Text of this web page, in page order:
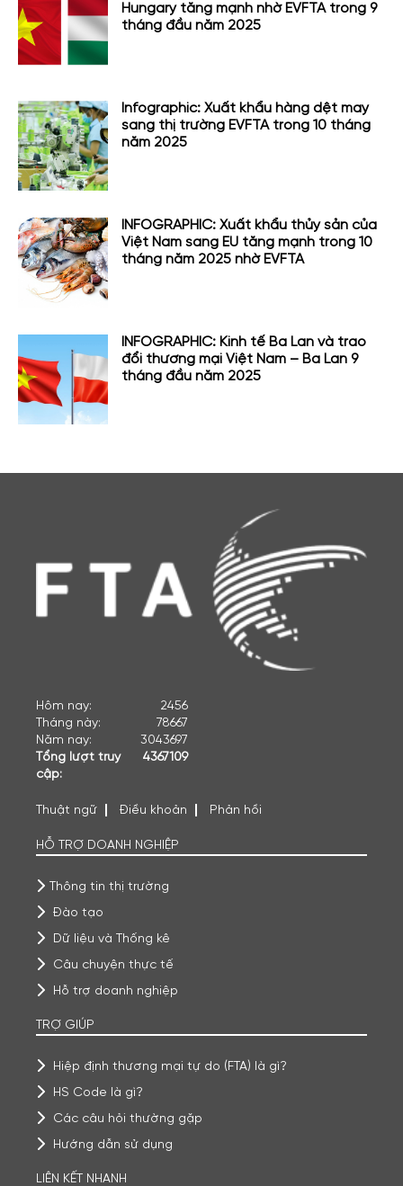
Hungary tăng mạnh nhờ EVFTA trong 9
tháng đầu năm 2025
Infographic: Xuất khẩu hàng dệt may
sang thị trường EVFTA trong 10 tháng
năm 2025
INFOGRAPHIC: Xuất khẩu thủy sản của
Việt Nam sang EU tăng mạnh trong 10
tháng năm 2025 nhờ EVFTA
INFOGRAPHIC: Kinh tế Ba Lan và trao
đổi thương mại Việt Nam – Ba Lan 9
tháng đầu năm 2025
Hôm nay:
2456
Tháng này:
78667
Năm nay:
3043697
Tổng lượt truy
cập:
4367109
Thuật ngữ Điều khoản Phản hồi
HỖ TRỢ DOANH NGHIỆP
Thông tin thị trường
Đào tạo
Dữ liệu và Thống kê
Câu chuyện thực tế
Hỗ trợ doanh nghiệp
TRỢ GIÚP
Hiệp định thương mại tự do (FTA) là gì?
HS Code là gì?
Các câu hỏi thường gặp
Hướng dẫn sử dụng
LIÊN KẾT NHANH